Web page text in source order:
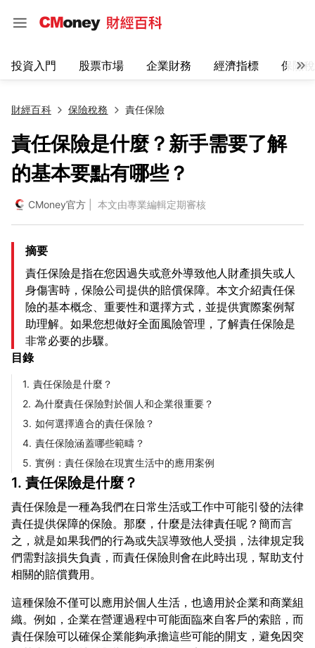
投資入門 股票市場 企業財務 經濟指標 保險
財經百科 保險稅務 責任保險
責任保險是什麼？新手需要了解
的基本要點有哪些？
CMoney官方 | 本文由專業編輯定期審核
摘要
責任保險是指在您因過失或意外導致他人財產損失或人
身傷害時，保險公司提供的賠償保障。本文介紹責任保
險的基本概念、重要性和選擇方式，並提供實際案例幫
助理解。如果您想做好全面風險管理，了解責任保險是
非常必要的步驟。
目錄
1. 責任保險是什麼？
2. 為什麼責任保險對於個人和企業很重要？
3. 如何選擇適合的責任保險？
4. 責任保險涵蓋哪些範疇？
5. 實例：責任保險在現實生活中的應用案例
1. 責任保險是什麼？
責任保險是一種為我們在日常生活或工作中可能引發的法律
責任提供保障的保險。那麼，什麼是法律責任呢？簡而言
之，就是如果我們的行為或失誤導致他人受損，法律規定我
們需對該損失負責，而責任保險則會在此時出現，幫助支付
這種保險不僅可以應用於個人生活，也適用於企業和商業組
織。例如，企業在營運過程中可能面臨來自客戶的索賠，而
責任保險可以確保企業能夠承擔這些可能的開支，避免因突